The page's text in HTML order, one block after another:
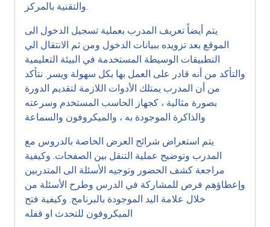
والتقنية بالمركز.
يتم أيضاً تعريف المدرب بعملية تسجيل الدخول الى
الموقع بعد تزويده ببيانات الدخول ومن ثم الانتقال الي
التطبيقات الوسيطة المستخدمة في البيئة التعليمية
والتأكد من أنه قادر على العمل بها بكل سهولة ويسر. نتأكد
من أن المدرب يمتلك الأدوات اللازمة لتقديم الدورة
بصورة مثالية ، كجهاز الحاسب المستخدم وسرعته
والذاكرة الموجودة به ، والميكروفون والسماعة
يتم استعراض شرائح العرض الخاصة بالدروس مع
المدرب وتوضيح عملية التنقل بين الصفحات. وكيفية
مراجعة كشف الحضور وتوجيه الأسئلة الى المتدربين
وإعطاؤهم فرص للمشاركة في الدرس وطرح الأسئلة من
خلال علامة اليد الموجودة بالبرنامج. وكيفية فتح
الميكروفون للتحدث او قفله